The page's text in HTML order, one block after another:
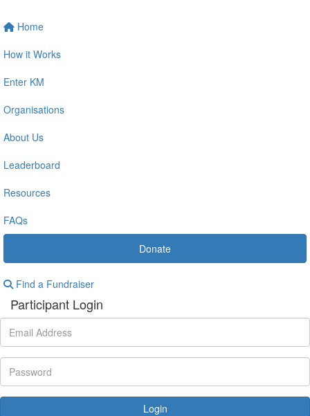
Home
How it Works
Enter KM
Organisations
About Us
Leaderboard
Resources
FAQs
Donate
Find a Fundraiser
Participant Login
Login